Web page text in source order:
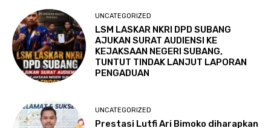
UNCATEGORIZED
LSM LASKAR NKRI DPD SUBANG
AJUKAN SURAT AUDIENSI KE
KEJAKSAAN NEGERI SUBANG,
TUNTUT TINDAK LANJUT LAPORAN
PENGADUAN
UNCATEGORIZED
Prestasi Lutfi Ari Bimoko diharapkan